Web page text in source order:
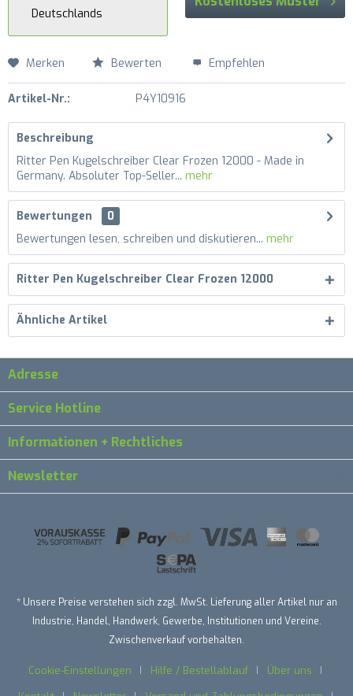
Deutschlands
Merken Bewerten Empfehlen
Artikel-Nr.: P4Y10916
Beschreibung
Ritter Pen Kugelschreiber Clear Frozen 12000 - Made in
Germany. Absoluter Top-Seller... mehr
Bewertungen
0
Bewertungen lesen, schreiben und diskutieren... mehr
Ritter Pen Kugelschreiber Clear Frozen 12000
Ähnliche Artikel
Adresse
Service Hotline
Informationen + Rechtliches
Newsletter
* Unsere Preise verstehen sich zzgl. MwSt. Lieferung aller Artikel nur an
Industrie, Handel, Handwerk, Gewerbe, Institutionen und Vereine.
Zwischenverkauf vorbehalten.
Cookie-Einstellungen Hilfe / Bestellablauf
Über uns